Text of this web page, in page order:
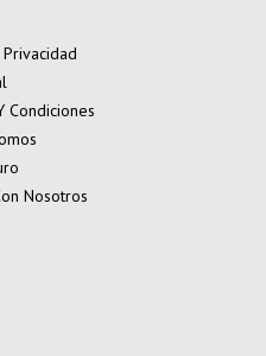
Condiciones
Nosotros